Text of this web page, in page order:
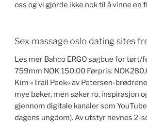
oss og vi gjorde ikke nok til å vinne en
Sex massage oslo dating sites
Les mer Bahco ERGO sagbue for tørt/
759mm NOK 150,00 Førpris:
Kim «Trail Peek» av Petersen-
mye bøker, men søker ro, inspirasjon
gjennom digitale kanaler som
dagens ungdom). Av utstyr nevnes 2-